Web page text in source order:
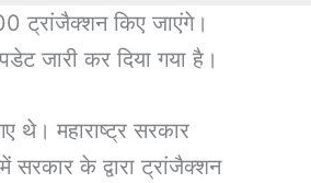
ट्रांजैक्शन किए जाएंगे।
जारी कर दिया गया है।
महाराष्ट्र सरकार
के द्वारा ट्रांजैक्शन